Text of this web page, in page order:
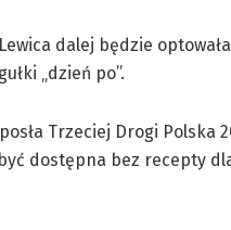
dalej będzie
„dzień po”.
Trzeciej Drogi Polska
dostępna bez recepty